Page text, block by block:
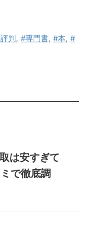
判 #専門書 #本 #
は安すぎて
で徹底調